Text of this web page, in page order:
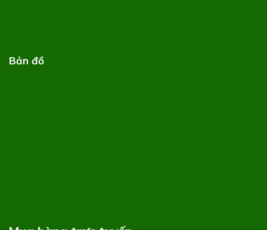
Bản đồ